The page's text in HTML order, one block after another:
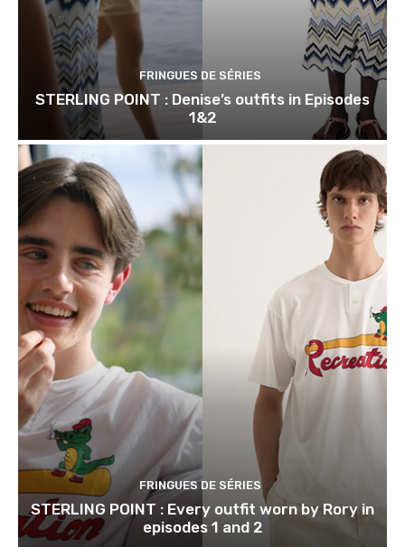
FRINGUES DE SÉRIES
STERLING POINT : Denise’s outfits in Episodes
1&2
FRINGUES DE SÉRIES
STERLING POINT : Every outfit worn by Rory in
episodes 1 and 2